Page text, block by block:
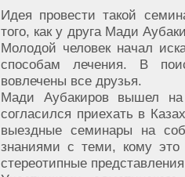
Идея провести такой
того, как у друга Мади
Молодой человек начал
способам лечения. В
вовлечены все друзья.
Мади Аубакиров вышел
согласился приехать в
выездные семинары на
знаниями с теми, кому
стереотипные